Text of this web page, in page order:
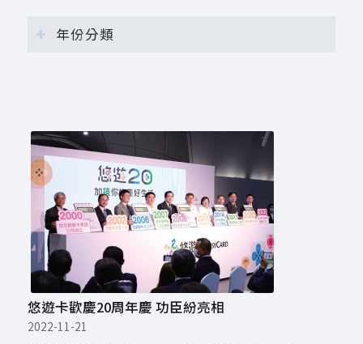
年份分類
悠遊卡歡慶20周年慶 功臣紛亮相
2022-11-21